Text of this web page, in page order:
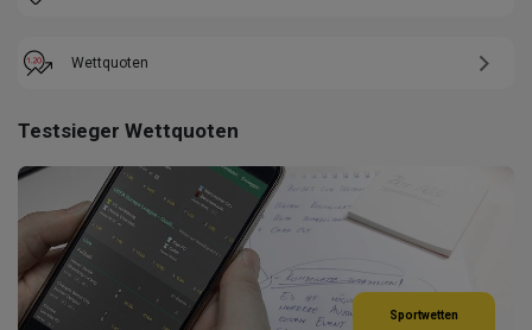
Wettquoten
Testsieger Wettquoten
Sportwetten